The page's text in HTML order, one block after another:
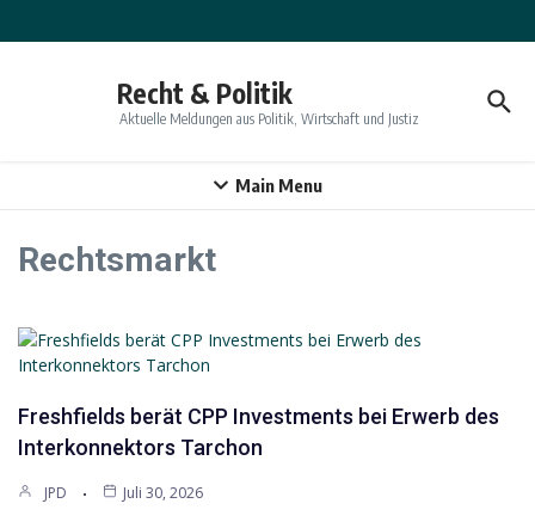
Recht & Politik
Aktuelle Meldungen aus Politik, Wirtschaft und Justiz
Main Menu
Rechtsmarkt
Freshfields berät CPP Investments bei Erwerb des
Interkonnektors Tarchon
JPD Juli 30, 2026